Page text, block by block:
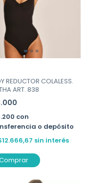
REDUCTOR COLALESS.
ART. 838
con
o depósito
sin interés